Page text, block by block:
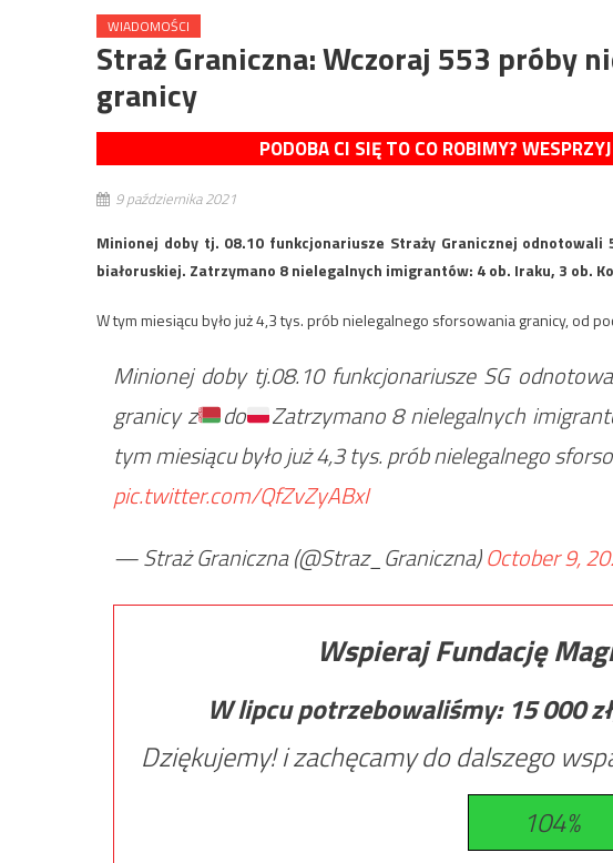
WIADOMOŚCI
Straż Graniczna: Wczoraj 553 próby
granicy
PODOBA CI SIĘ TO CO ROBIMY?
9 października 2021
Minionej doby tj. 08.10 funkcjonariusze Straży Granicznej
białoruskiej. Zatrzymano 8 nielegalnych imigrantów: 4 ob. Iraku, 3 ob.
W tym miesiącu było już 4,3 tys. prób nielegalnego sforsowania granicy, od
Minionej doby tj.08.10 funkcjonariusze SG
granicy z
do
Zatrzymano 8 nielegalnych
tym miesiącu było już 4,3 tys. prób nielegalnego
pic.twitter.com/QfZvZyABxI
— Straż Graniczna (@Straz_Graniczna)October 9,
Wspieraj Fundację
W lipcu potrzebowaliśmy: 15 000
Dziękujemy! i zachęcamy do dalszego
104%